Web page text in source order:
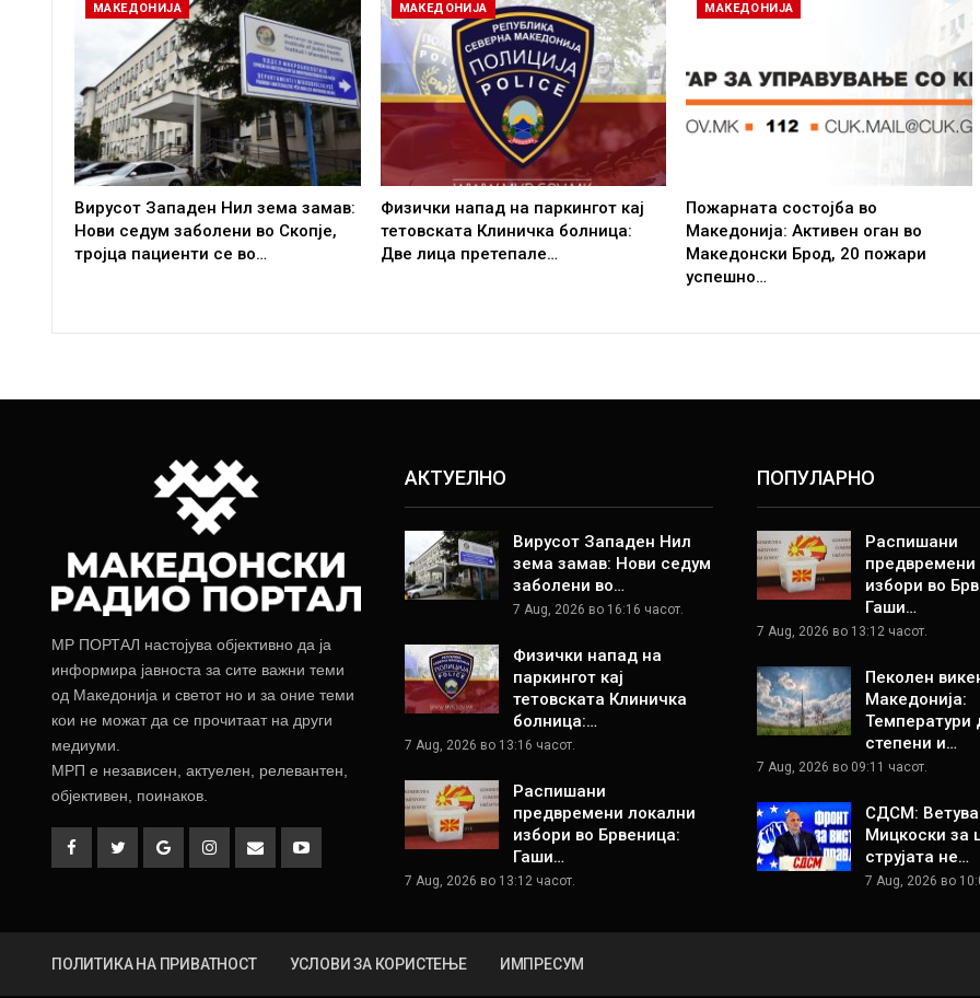
МАКЕДОНИЈА
Вирусот Западен Нил зема замав:
Нови седум заболени во Скопје,
тројца пациенти се во…
МАКЕДОНИЈА
Физички напад на паркингот кај
тетовската Клиничка болница:
Две лица претепале…
МАКЕДОНИЈА
Пожарната состојба во
Македонија: Активен оган во
Македонски Брод, 20 пожари
успешно…
МР ПОРТАЛ настојува објективно да ја
информира јавноста за сите важни теми
од Македонија и светот но и за оние теми
кои не можат да се прочитаат на други
медиуми.
МРП е независен, актуелен, релевантен,
објективен, поинаков.
АКТУЕЛНО
Вирусот Западен Нил
зема замав: Нови седум
заболени во…
7 Aug, 2026 во 16:16 часот.
Физички напад на
паркингот кај
тетовската Клиничка
болница:…
7 Aug, 2026 во 13:16 часот.
Распишани
предвремени локални
избори во Брвеница:
Гаши…
7 Aug, 2026 во 13:12 часот.
ПОПУЛАРНО
Распишани
предвремени
избори во
Гаши…
7 Aug, 2026 во 13:12 часот.
Пеколен
Македонија:
Температури
степени и…
7 Aug, 2026 во 09:11 часот.
СДСМ:
Мицкоски за
струјата не…
7 Aug, 2026 во
ПОЛИТИКА НА ПРИВАТНОСТ УСЛОВИ ЗА КОРИСТЕЊЕ ИМПРЕСУМ